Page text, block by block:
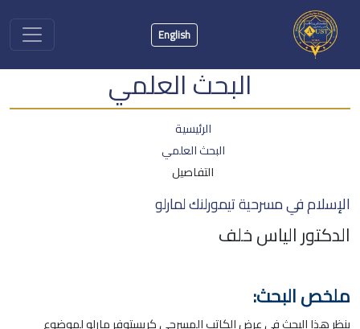
English
البحث العلمي
الرئيسية
البحث العلمي
التفاصيل
الإسلام في مسرحية تيمورلنك لمارلو
الدكتور الياس خلف
ملخص البحث:
ينظر هذا البحث في عرض الكاتب المسرحي كريستوفر مارلو لموضوع